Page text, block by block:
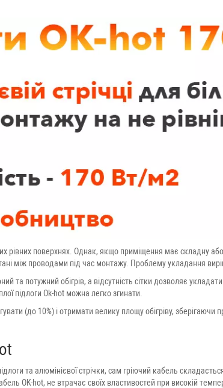
рівних поверхнях. Однак, якщо приміщення має складну
між проводами під час монтажу. Проблему укладання
та потужний обігрів, а відсутність сітки дозволяє
підлоги Ok-hot можна легко згинати.
(до 10%) і отримати велику площу обігріву, зберігаючи
та алюмінієвої стрічки, сам гріючий кабель складається
OK-hot, не втрачає своїх властивостей при високій